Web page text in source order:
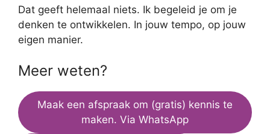
Dat geeft helemaal niets. Ik begeleid je om je
denken te ontwikkelen. In jouw tempo, op jouw
eigen manier.
Meer weten?
Maak een afspraak om (gratis) kennis te
maken. Via WhatsApp